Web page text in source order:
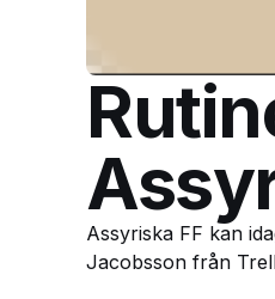
Assyriska FF kan
Jacobsson från